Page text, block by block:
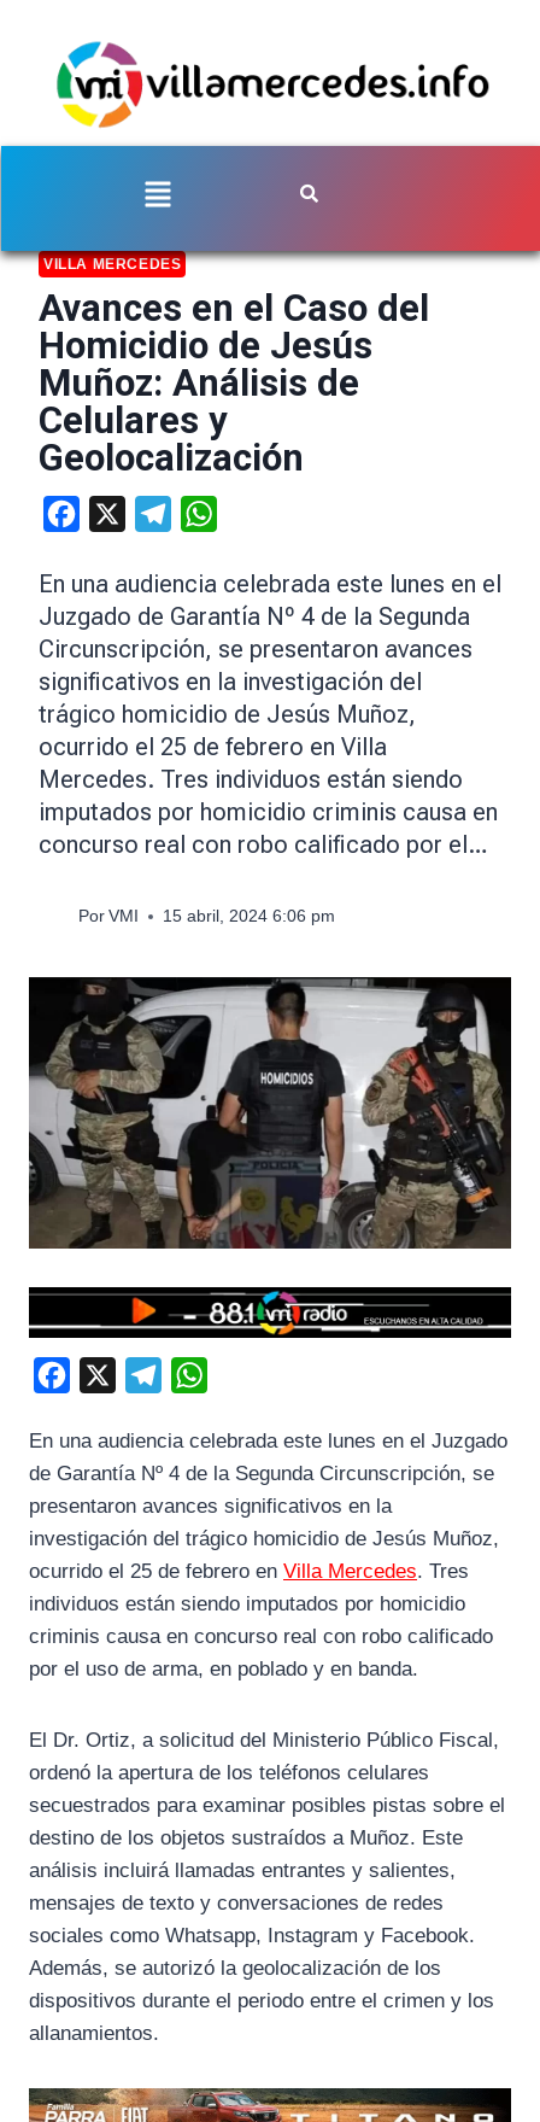
VILLA MERCEDES
Avances en el Caso del
Homicidio de Jesús
Muñoz: Análisis de
Celulares y
Geolocalización
Facebook Telegram
En una audiencia celebrada este lunes en el
Juzgado de Garantía Nº 4 de la Segunda
Circunscripción, se presentaron avances
significativos en la investigación del
trágico homicidio de Jesús Muñoz,
ocurrido el 25 de febrero en Villa
Mercedes. Tres individuos están siendo
imputados por homicidio criminis causa en
concurso real con robo calificado por el…
Por VMI 15 abril, 2024 6:06 pm
c
e
b
o
k
l
e
g
m
a
s
A
p
En una audiencia celebrada este lunes en el Juzgado
de Garantía Nº 4 de la Segunda Circunscripción, se
presentaron avances significativos en la
investigación del trágico homicidio de Jesús Muñoz,
ocurrido el 25 de febrero en Villa Mercedes. Tres
individuos están siendo imputados por homicidio
criminis causa en concurso real con robo calificado
por el uso de arma, en poblado y en banda.
El Dr. Ortiz, a solicitud del Ministerio Público Fiscal,
ordenó la apertura de los teléfonos celulares
secuestrados para examinar posibles pistas sobre el
destino de los objetos sustraídos a Muñoz. Este
análisis incluirá llamadas entrantes y salientes,
mensajes de texto y conversaciones de redes
sociales como Whatsapp, Instagram y Facebook.
Además, se autorizó la geolocalización de los
dispositivos durante el periodo entre el crimen y los
allanamientos.